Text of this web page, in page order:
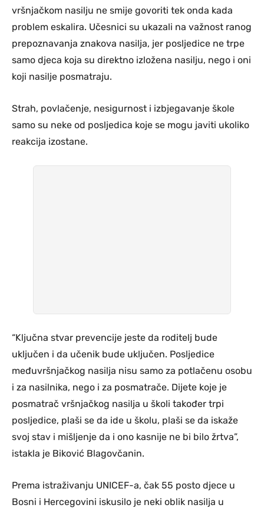
vršnjačkom nasilju ne smije govoriti tek onda kada
problem eskalira. Učesnici su ukazali na važnost ranog
prepoznavanja znakova nasilja, jer posljedice ne trpe
samo djeca koja su direktno izložena nasilju, nego i oni
koji nasilje posmatraju.
Strah, povlačenje, nesigurnost i izbjegavanje škole
samo su neke od posljedica koje se mogu javiti ukoliko
reakcija izostane.
“Ključna stvar prevencije jeste da roditelj bude
uključen i da učenik bude uključen. Posljedice
međuvršnjačkog nasilja nisu samo za potlačenu osobu
i za nasilnika, nego i za posmatrače. Dijete koje je
posmatrač vršnjačkog nasilja u školi također trpi
posljedice, plaši se da ide u školu, plaši se da iskaže
svoj stav i mišljenje da i ono kasnije ne bi bilo žrtva”,
istakla je Biković Blagovčanin.
Prema istraživanju UNICEF-a, čak 55 posto djece u
Bosni i Hercegovini iskusilo je neki oblik nasilja u